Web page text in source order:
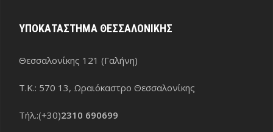
ΥΠΟΚΑΤΑΣΤΗΜΑ ΘΕΣΣΑΛΟΝΙΚΗΣ
Θεσσαλονίκης 121 (Γαλήνη)
Τ.Κ.: 570 13, Ωραιόκαστρο Θεσσαλονίκης
Τήλ.:(+30)2310 690699